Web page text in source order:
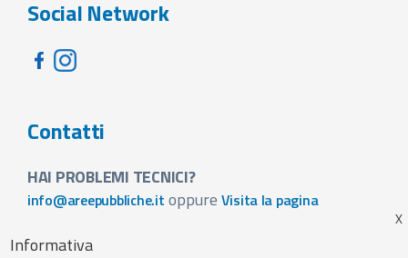
Social Network
Contatti
HAI PROBLEMI TECNICI?
info@areepubbliche.it oppure Visita la pagina
Visita la pagina
Informativa